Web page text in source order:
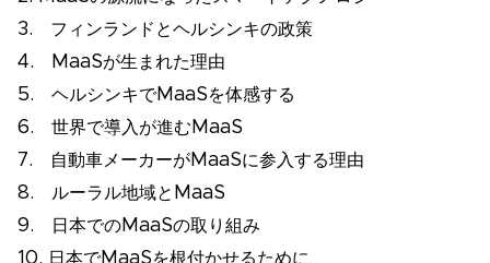
3. フィンランドとヘルシンキの政策
4. MaaSが生まれた理由
5. ヘルシンキでMaaSを体感する
6. 世界で導入が進むMaaS
7. 自動車メーカーがMaaSに参入する理由
8. ルーラル地域とMaaS
9. 日本でのMaaSの取り組み
10. 日本でMaaSを根付かせるために